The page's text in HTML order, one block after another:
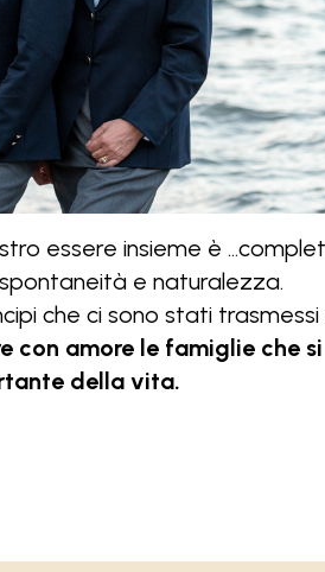
essere insieme è
e naturalezza.
che ci sono stati
con amore le famiglie che
della vita.